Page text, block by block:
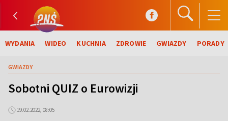
WYDANIA WIDEO KUCHNIA ZDROWIE GWIAZDY PORADY
GWIAZDY
Sobotni QUIZ o Eurowizji
19.02.2022, 08:05